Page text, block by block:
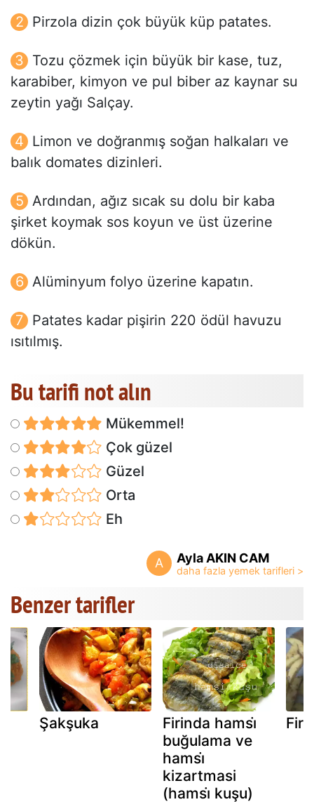
Pirzola dizin çok büyük küp patates.
Tozu çözmek için büyük bir kase, tuz,
karabiber, kimyon ve pul biber az kaynar su
zeytin yağı Salçay.
Limon ve doğranmış soğan halkaları ve
balık domates dizinleri.
Ardından, ağız sıcak su dolu bir kaba
şirket koymak sos koyun ve üst üzerine
dökün.
Alüminyum folyo üzerine kapatın.
Patates kadar pişirin 220 ödül havuzu
ısıtılmış.
Bu tarifi not alın
Mükemmel!
Çok güzel
Güzel
Orta
Eh
A Ayla AKIN CAM
Benzer tarifler
Şakşuka
Firinda hamsi̇
buğulama ve
hamsi̇
kizartmasi
(hamsi̇ kuşu)